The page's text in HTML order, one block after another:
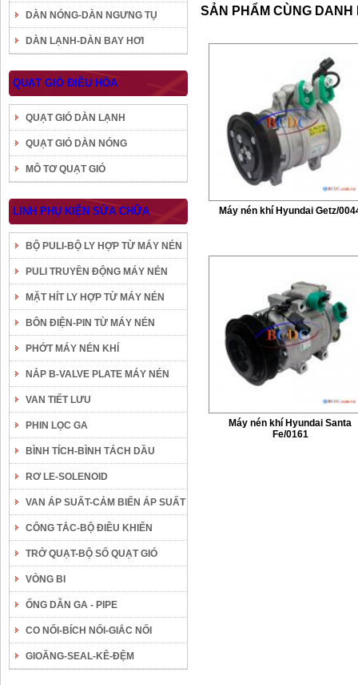
DÀN NÓNG-DÀN NGƯNG TỤ
DÀN LẠNH-DÀN BAY HƠI
QUẠT GIÓ ĐIỀU HÒA
QUẠT GIÓ DÀN LẠNH
QUẠT GIÓ DÀN NÓNG
MÔ TƠ QUẠT GIÓ
LINH PHỤ KIỆN SỬA CHỮA
BỘ PULI-BỘ LY HỢP TỪ MÁY NÉN
PULI TRUYỀN ĐỘNG MÁY NÉN
MẶT HÍT LY HỢP TỪ MÁY NÉN
BÔN ĐIỆN-PIN TỪ MÁY NÉN
PHỚT MÁY NÉN KHÍ
NẮP B-VALVE PLATE MÁY NÉN
VAN TIẾT LƯU
PHIN LỌC GA
BÌNH TÍCH-BÌNH TÁCH DẦU
RƠ LE-SOLENOID
VAN ÁP SUẤT-CẢM BIẾN ÁP SUẤT
CÔNG TẮC-BỘ ĐIỀU KHIỂN
TRỞ QUẠT-BỘ SỐ QUẠT GIÓ
VÒNG BI
ỐNG DẪN GA - PIPE
CO NỐI-BÍCH NỐI-GIẮC NỐI
GIOĂNG-SEAL-KÊ-ĐỆM
SẢN PHẨM CÙNG
Máy nén khí Hyundai Getz/
Máy nén khí Hyundai Santa
Fe/0161